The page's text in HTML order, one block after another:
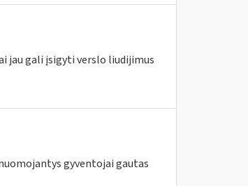
jau gali įsigyti verslo liudijimus
gyventojai gautas